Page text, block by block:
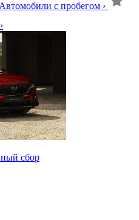
Автомобили с пробегом ›
›
сбор